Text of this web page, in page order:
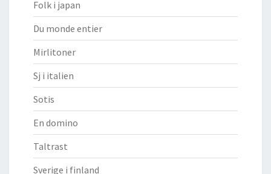
Folk i japan
Du monde entier
Mirlitoner
Sj i italien
Sotis
En domino
Taltrast
Sverige i finland